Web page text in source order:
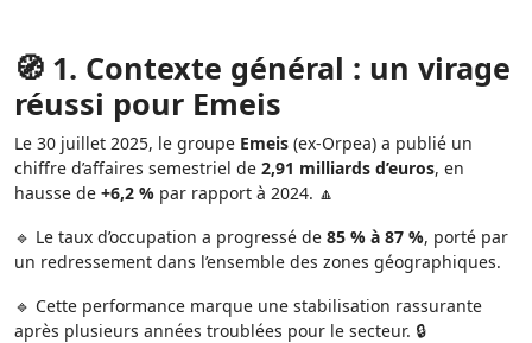
🧭 1. Contexte général : un virage
réussi pour Emeis
Le 30 juillet 2025, le groupe Emeis (ex-Orpea) a publié un
chiffre d’affaires semestriel de 2,91 milliards d’euros, en
hausse de +6,2 % par rapport à 2024. 🔼
🔹 Le taux d’occupation a progressé de 85 % à 87 %, porté par
un redressement dans l’ensemble des zones géographiques.
🔹 Cette performance marque une stabilisation rassurante
après plusieurs années troublées pour le secteur. 🔒